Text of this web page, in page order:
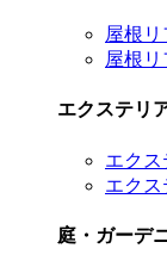
屋根
屋根
エクステリ
エク
エク
庭・ガーデ